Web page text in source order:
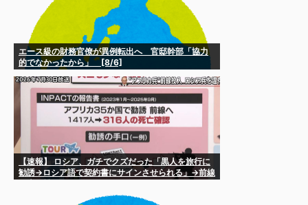
エース級の財務官僚が異例転出へ 官邸幹部「協力
的でなかったから」 [8/6]
【速報】 ロシア、ガチでクズだった「黒人を旅行に
勧誘→ロシア語で契約書にサインさせられる」→前線